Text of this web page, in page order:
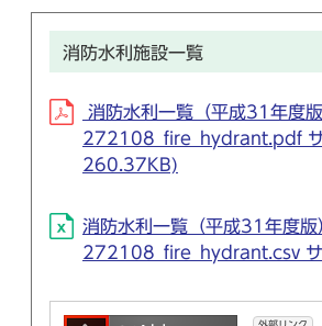
消防水利施設一覧
消防水利一覧（平成31年度
272108_fire_hydrant.pdf サ
260.37KB)
消防水利一覧（平成31年度版
272108_fire_hydrant.csv